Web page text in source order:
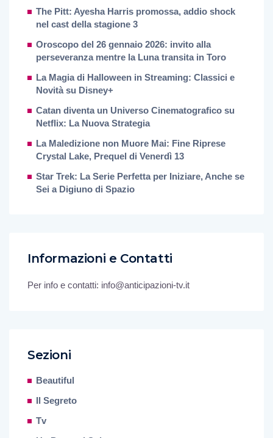
The Pitt: Ayesha Harris promossa, addio shock
nel cast della stagione 3
Oroscopo del 26 gennaio 2026: invito alla
perseveranza mentre la Luna transita in Toro
La Magia di Halloween in Streaming: Classici e
Novità su Disney+
Catan diventa un Universo Cinematografico su
Netflix: La Nuova Strategia
La Maledizione non Muore Mai: Fine Riprese
Crystal Lake, Prequel di Venerdì 13
Star Trek: La Serie Perfetta per Iniziare, Anche se
Sei a Digiuno di Spazio
Informazioni e Contatti
Per info e contatti: info@anticipazioni-tv.it
Sezioni
Beautiful
Il Segreto
Tv